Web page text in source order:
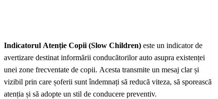
Indicatorul Atenție Copii (Slow Children) este un indicator de
avertizare destinat informării conducătorilor auto asupra existenței
unei zone frecventate de copii. Acesta transmite un mesaj clar și
vizibil prin care șoferii sunt îndemnați să reducă viteza, să sporească
atenția și să adopte un stil de conducere preventiv.